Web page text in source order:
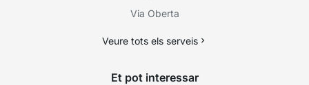
Via Oberta
Veure tots els serveis
Et pot interessar